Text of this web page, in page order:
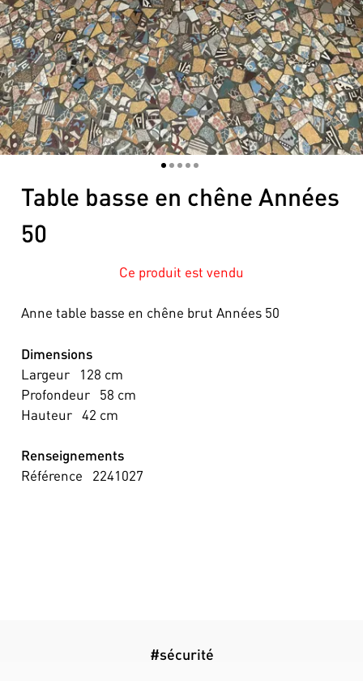
12345
Table basse en chêne Années
50
Ce produit est vendu
Anne table basse en chêne brut Années 50
Dimensions
Largeur
128 cm
Profondeur
58 cm
Hauteur 42 cm
Renseignements
Référence
2241027
#sécurité